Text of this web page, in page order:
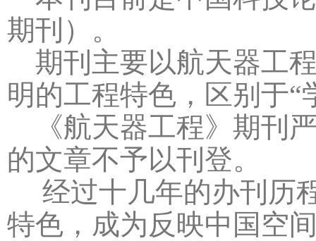
期刊）。
期刊主要以航天器工
明的工程特色，区别于“
《航天器工程》期刊
的文章不予以刊登。
经过十几年的办刊历
特色，成为反映中国空